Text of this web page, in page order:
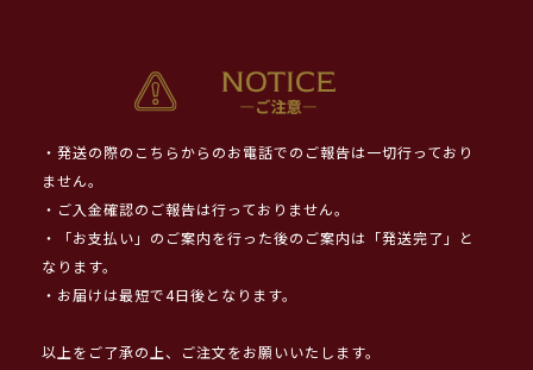
・発送の際のこちらからのお電話でのご報告は一切行っており
ません。
・ご入金確認のご報告は行っておりません。
・「お支払い」のご案内を行った後のご案内は「発送完了」と
なります。
・お届けは最短で4日後となります。
以上をご了承の上、ご注文をお願いいたします。